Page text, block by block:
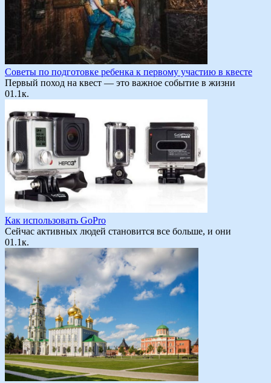
Советы по подготовке ребенка к первому участию в квесте
Первый поход на квест — это важное событие в жизни
01.1к.
Как использовать GoPro
Сейчас активных людей становится все больше, и они
01.1к.